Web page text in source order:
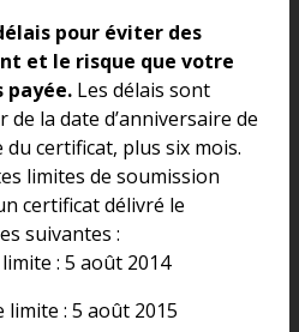
pour éviter des
et le risque que votre
payée.Les délais sont
de la date d’anniversaire de
du certificat, plus six mois.
limites de soumission
certificat délivré le
suivantes :
: 5 août 2014
limite : 5 août 2015